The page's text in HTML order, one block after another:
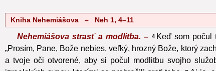
Kniha Nehemiášova – Neh 1, 4–11
Nehemiášova strasť a modlitba. – 4 Keď som počul
„Prosím, Pane, Bože nebies, veľký, hrozný Bože, ktorý
a tvoje oči otvorené, aby si počul modlitbu svojho